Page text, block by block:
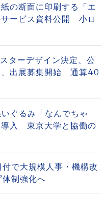
の断面に印刷する「エ
サービス資料公開 小ロ
ターデザイン決定、公
、出展募集開始 通算40
ぐるみ「なんでちゃ
導入 東京大学と協働の
で大規模人事・機構改
制強化へ